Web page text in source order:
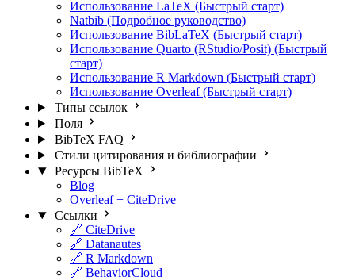
Использование LaTeX (Быстрый старт)
Natbib (Подробное руководство)
Использование BibLaTeX (Быстрый старт)
Использование Quarto (RStudio/Posit) (Быстрый
старт)
Использование R Markdown (Быстрый старт)
Использование Overleaf (Быстрый старт)
Типы ссылок
Поля
BibTeX FAQ
Стили цитирования и библиографии
Ресурсы BibTeX
Blog
Overleaf + CiteDrive
Ссылки
🔗 CiteDrive
🔗 Datanautes
🔗 R Markdown
🔗 BehaviorCloud